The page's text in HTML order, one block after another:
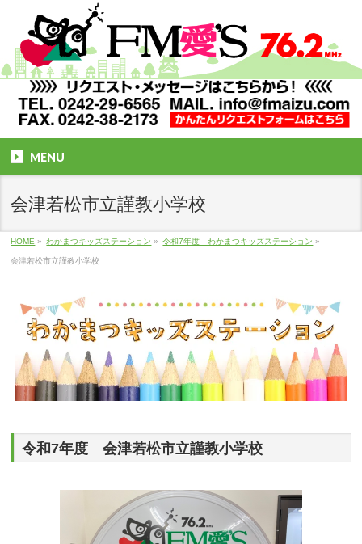
MENU
会津若松市立謹教小学校
HOME » わかまつキッズステーション » 令和7年度 わかまつキッズステーション »
会津若松市立謹教小学校
令和7年度 会津若松市立謹教小学校